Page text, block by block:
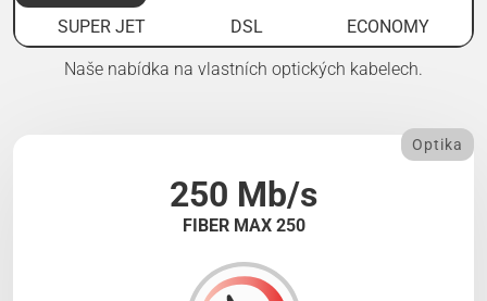
SUPER JET
DSL ECONOMY
Naše nabídka na vlastních optických kabelech.
250 Mb/s
FIBER MAX 250
Optika